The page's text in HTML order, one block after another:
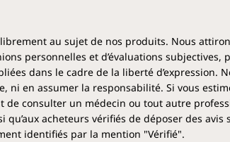
au sujet de nos produits. Nous
personnelles et d’évaluations subjectives,
dans le cadre de la liberté d’expression.
en assumer la responsabilité. Si vous
de consulter un médecin ou tout autre
acheteurs vérifiés de déposer des avis
identifiés par la mention "Vérifié".